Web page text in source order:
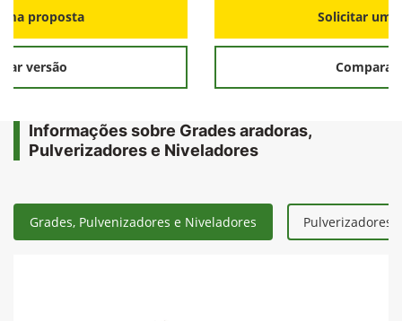
proposta
versão
Solicitar
Comparar
Informações sobre Grades aradoras,
Pulverizadores e Niveladores
Grades, Pulvenizadores e Niveladores Pulverizadores